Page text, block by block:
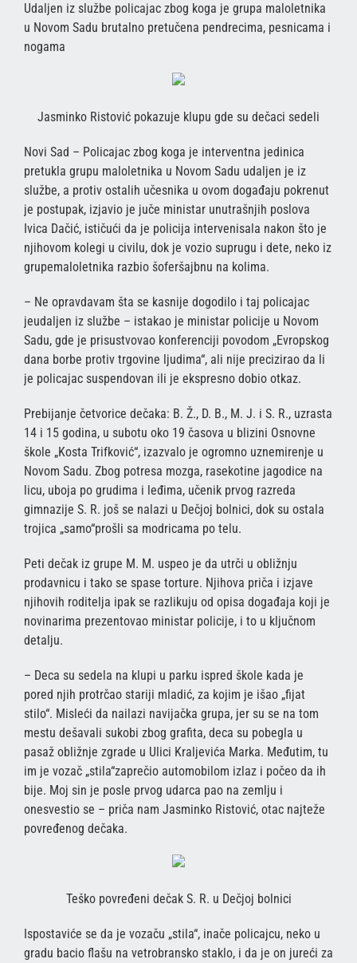
Udaljen iz službe policajac zbog koga je grupa maloletnika
u Novom Sadu brutalno pretučena pendrecima, pesnicama i
nogama
Jasminko Ristović pokazuje klupu gde su dečaci sedeli
Novi Sad – Policajac zbog koga je interventna jedinica
pretukla grupu maloletnika u Novom Sadu udaljen je iz
službe, a protiv ostalih učesnika u ovom događaju pokrenut
je postupak, izjavio je juče ministar unutrašnjih poslova
Ivica Dačić, ističući da je policija intervenisala nakon što je
njihovom kolegi u civilu, dok je vozio suprugu i dete, neko iz
grupemaloletnika razbio šoferšajbnu na kolima.
– Ne opravdavam šta se kasnije dogodilo i taj policajac
jeudaljen iz službe – istakao je ministar policije u Novom
Sadu, gde je prisustvovao konferenciji povodom „Evropskog
dana borbe protiv trgovine ljudima“, ali nije precizirao da li
je policajac suspendovan ili je ekspresno dobio otkaz.
Prebijanje četvorice dečaka: B. Ž., D. B., M. J. i S. R., uzrasta
14 i 15 godina, u subotu oko 19 časova u blizini Osnovne
škole „Kosta Trifković“, izazvalo je ogromno uznemirenje u
Novom Sadu. Zbog potresa mozga, rasekotine jagodice na
licu, uboja po grudima i leđima, učenik prvog razreda
gimnazije S. R. još se nalazi u Dečjoj bolnici, dok su ostala
trojica „samo“prošli sa modricama po telu.
Peti dečak iz grupe M. M. uspeo je da utrči u obližnju
prodavnicu i tako se spase torture. Njihova priča i izjave
njihovih roditelja ipak se razlikuju od opisa događaja koji je
novinarima prezentovao ministar policije, i to u ključnom
detalju.
– Deca su sedela na klupi u parku ispred škole kada je
pored njih protrčao stariji mladić, za kojim je išao „fijat
stilo“. Misleći da nailazi navijačka grupa, jer su se na tom
mestu dešavali sukobi zbog grafita, deca su pobegla u
pasaž obližnje zgrade u Ulici Kraljevića Marka. Međutim, tu
im je vozač „stila“zaprečio automobilom izlaz i počeo da ih
bije. Moj sin je posle prvog udarca pao na zemlju i
onesvestio se – priča nam Jasminko Ristović, otac najteže
povređenog dečaka.
Teško povređeni dečak S. R. u Dečjoj bolnici
Ispostaviće se da je vozaču „stila“, inače policajcu, neko u
gradu bacio flašu na vetrobransko staklo, i da je on jureći za